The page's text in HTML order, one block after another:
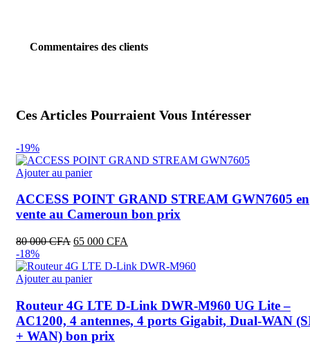
Commentaires des clients
Ces Articles Pourraient Vous Intéresser
-19%
Ajouter au panier
ACCESS POINT GRAND STREAM GWN7605 en
vente au Cameroun bon prix
80 000CFA Le
initial
était :
000 CFA.
65 000 CFA
actuel
000 CFA.
-18%
Ajouter au panier
Routeur 4G LTE D-Link DWR-M960 UG Lite –
AC1200, 4 antennes, 4 ports Gigabit, Dual-WAN
+ WAN) bon prix